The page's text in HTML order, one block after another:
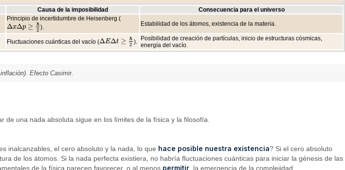
Causa de la imposibilidad Consecuencia para el universo
Principio de incertidumbre de Heisenberg (
ΔxΔp ≥
ℏ
2
ΔxΔp≥ℏ 2 ). Estabilidad de los átomos, existencia de la materia.
Fluctuaciones cuánticas del vacío (ΔEΔt ≥
ℏ
2
ΔEΔt≥ℏ 2 ).
Posibilidad de creación de partículas, inicio de estructuras cósmicas,
energía del vacío.
Efecto Casimir.
una nada absoluta sigue en los límites de la física y la filosofía.
inalcanzables, el cero absoluto y la nada, lo que hace posible nuestra existencia? Si el cero absoluto
de los átomos. Si la nada perfecta existiera, no habría fluctuaciones cuánticas para iniciar la génesis de las
de la física parecen favorecer, o al menos permitir , la emergencia de la complejidad.